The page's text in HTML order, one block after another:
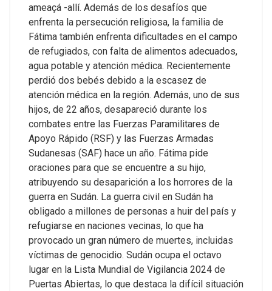
ameaçá -allí. Además de los desafíos que
enfrenta la persecución religiosa, la familia de
Fátima también enfrenta dificultades en el campo
de refugiados, con falta de alimentos adecuados,
agua potable y atención médica. Recientemente
perdió dos bebés debido a la escasez de
atención médica en la región. Además, uno de sus
hijos, de 22 años, desapareció durante los
combates entre las Fuerzas Paramilitares de
Apoyo Rápido (RSF) y las Fuerzas Armadas
Sudanesas (SAF) hace un año. Fátima pide
oraciones para que se encuentre a su hijo,
atribuyendo su desaparición a los horrores de la
guerra en Sudán. La guerra civil en Sudán ha
obligado a millones de personas a huir del país y
refugiarse en naciones vecinas, lo que ha
provocado un gran número de muertes, incluidas
víctimas de genocidio. Sudán ocupa el octavo
lugar en la Lista Mundial de Vigilancia 2024 de
Puertas Abiertas, lo que destaca la difícil situación